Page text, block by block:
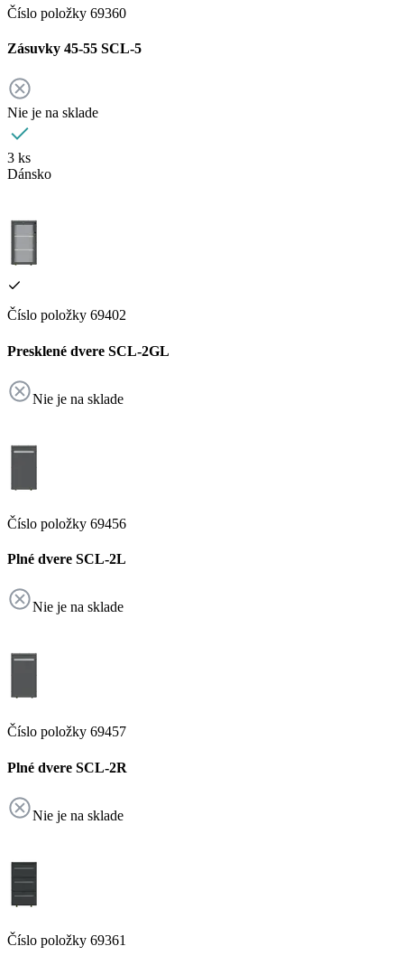
Číslo položky 69360
Zásuvky 45-55 SCL-5
Nie je na sklade
3 ks
Dánsko
Číslo položky 69402
Presklené dvere SCL-2GL
Nie je na sklade
Číslo položky 69456
Plné dvere SCL-2L
Nie je na sklade
Číslo položky 69457
Plné dvere SCL-2R
Nie je na sklade
Číslo položky 69361